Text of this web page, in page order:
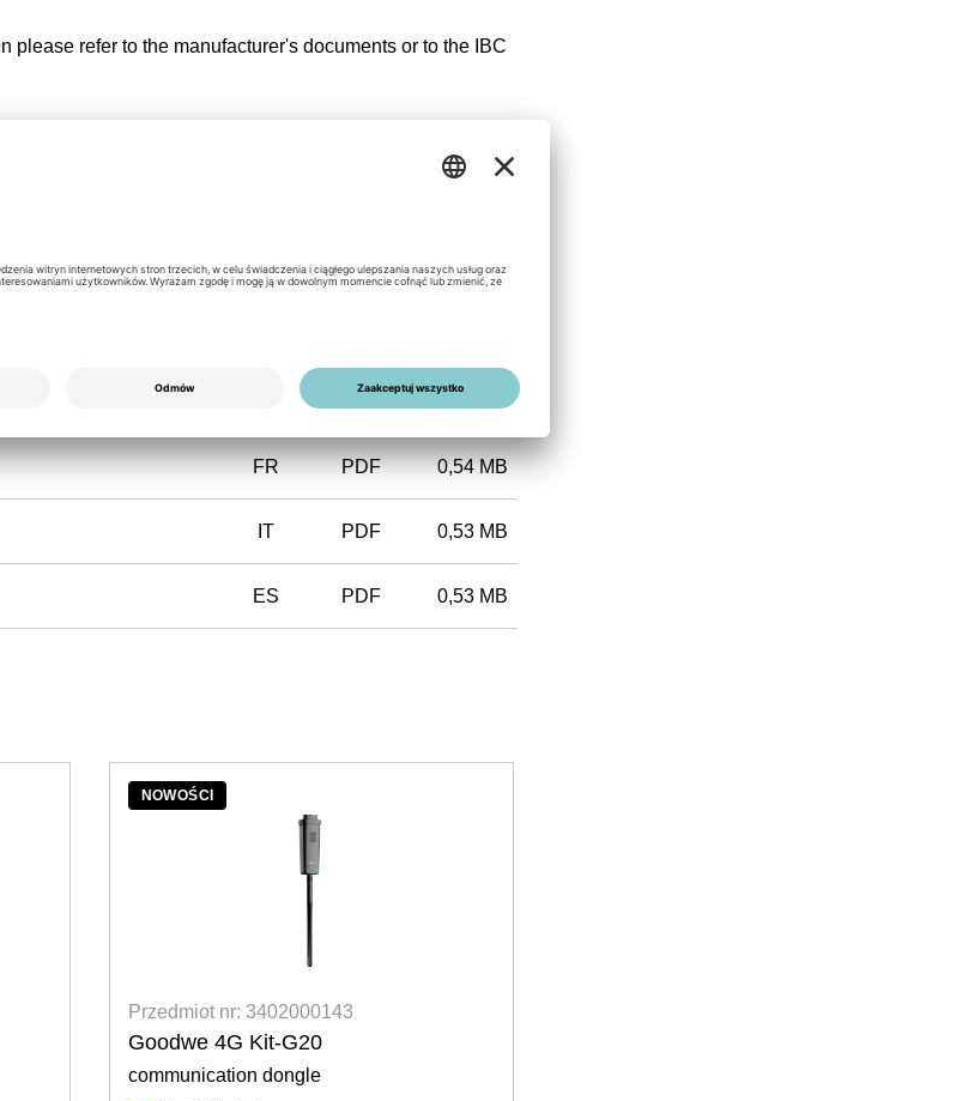
please refer to the manufacturer's documents or to the IBC
warranty conditions of the manufacturer.
0,53 MB
FR PDF 0,54 MB
IT PDF 0,53 MB
ES PDF 0,53 MB
Przedmiot nr: 3402000009
Goodwe GM3000 Smart Meter
3x CT (120A/40mA)